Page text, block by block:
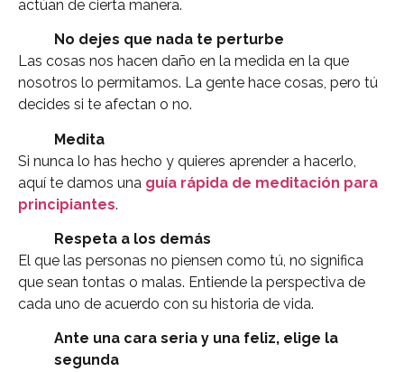
actúan de cierta manera.
No dejes que nada te perturbe
Las cosas nos hacen daño en la medida en la que
nosotros lo permitamos. La gente hace cosas, pero tú
decides si te afectan o no.
Medita
Si nunca lo has hecho y quieres aprender a hacerlo,
aquí te damos una guía rápida de meditación para
principiantes.
Respeta a los demás
El que las personas no piensen como tú, no significa
que sean tontas o malas. Entiende la perspectiva de
cada uno de acuerdo con su historia de vida.
Ante una cara seria y una feliz, elige la
segunda